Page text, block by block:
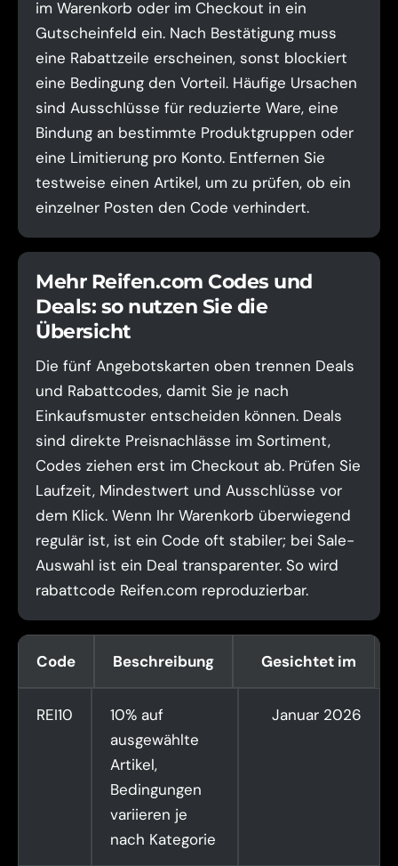
im Warenkorb oder im Checkout in ein
Gutscheinfeld ein. Nach Bestätigung muss
eine Rabattzeile erscheinen, sonst blockiert
eine Bedingung den Vorteil. Häufige Ursachen
sind Ausschlüsse für reduzierte Ware, eine
Bindung an bestimmte Produktgruppen oder
eine Limitierung pro Konto. Entfernen Sie
testweise einen Artikel, um zu prüfen, ob ein
einzelner Posten den Code verhindert.
Mehr Reifen.com Codes und
Deals: so nutzen Sie die
Übersicht
Die fünf Angebotskarten oben trennen Deals
und Rabattcodes, damit Sie je nach
Einkaufsmuster entscheiden können. Deals
sind direkte Preisnachlässe im Sortiment,
Codes ziehen erst im Checkout ab. Prüfen Sie
Laufzeit, Mindestwert und Ausschlüsse vor
dem Klick. Wenn Ihr Warenkorb überwiegend
regulär ist, ist ein Code oft stabiler; bei Sale-
Auswahl ist ein Deal transparenter. So wird
rabattcode Reifen.com reproduzierbar.
Code Beschreibung Gesichtet im
REI10
10% auf
ausgewählte
Artikel,
Bedingungen
variieren je
nach Kategorie
Januar 2026